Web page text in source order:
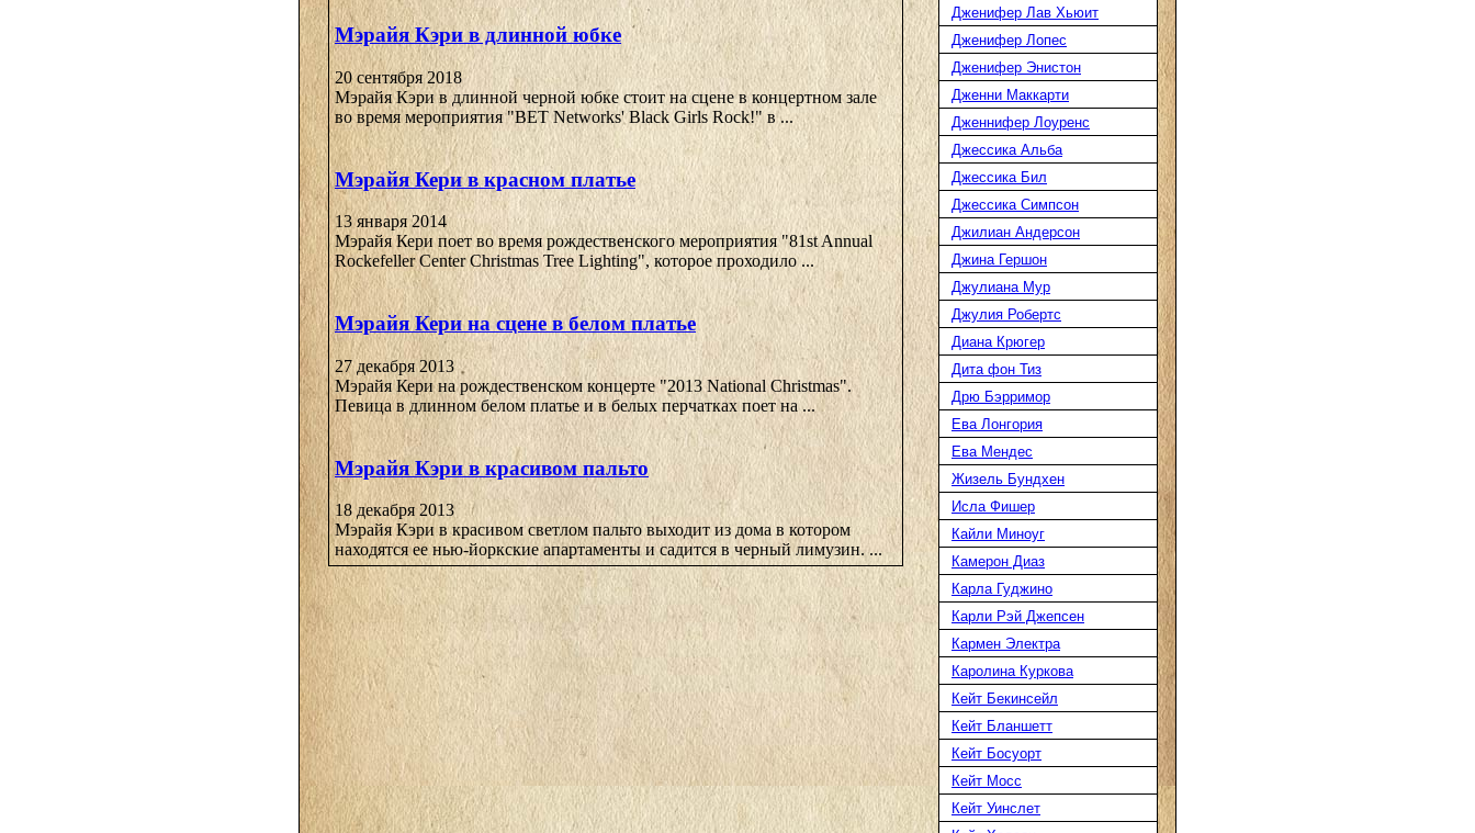
Мэрайя Кэри в длинной юбке
20 сентября 2018
Мэрайя Кэри в длинной черной юбке стоит на сцене в концертном зале
во время мероприятия "BET Networks' Black Girls Rock!" в ...
Мэрайя Кери в красном платье
13 января 2014
Мэрайя Кери поет во время рождественского мероприятия "81st Annual
Rockefeller Center Christmas Tree Lighting", которое проходило ...
Мэрайя Кери на сцене в белом платье
27 декабря 2013
Мэрайя Кери на рождественском концерте "2013 National Christmas".
Певица в длинном белом платье и в белых перчатках поет на ...
Мэрайя Кэри в красивом пальто
18 декабря 2013
Мэрайя Кэри в красивом светлом пальто выходит из дома в котором
находятся ее нью-йоркские апартаменты и садится в черный лимузин. ...
Дженифер Лав Хьюит
Дженифер Лопес
Дженифер Энистон
Дженни Маккарти
Дженнифер Лоуренс
Джессика Альба
Джессика Бил
Джессика Симпсон
Джилиан Андерсон
Джина Гершон
Джулиана Мур
Джулия Робертс
Диана Крюгер
Дита фон Тиз
Дрю Бэрримор
Ева Лонгория
Ева Мендес
Жизель Бундхен
Исла Фишер
Кайли Миноуг
Камерон Диаз
Карла Гуджино
Карли Рэй Джепсен
Кармен Электра
Каролина Куркова
Кейт Бекинсейл
Кейт Бланшетт
Кейт Босуорт
Кейт Мосс
Кейт Уинслет